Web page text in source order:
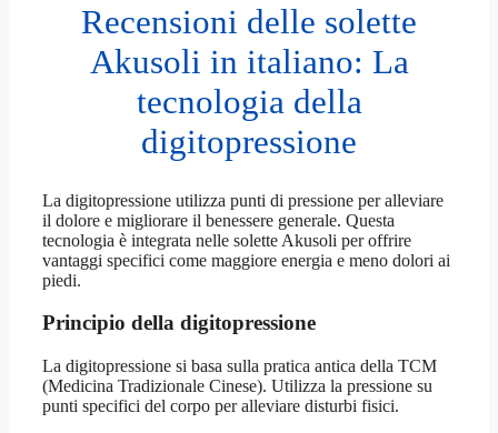
Recensioni delle solette
Akusoli in italiano: La
tecnologia della
digitopressione
La digitopressione utilizza punti di pressione per alleviare
il dolore e migliorare il benessere generale. Questa
tecnologia è integrata nelle solette Akusoli per offrire
vantaggi specifici come maggiore energia e meno dolori ai
piedi.
Principio della digitopressione
La digitopressione si basa sulla pratica antica della TCM
(Medicina Tradizionale Cinese). Utilizza la pressione su
punti specifici del corpo per alleviare disturbi fisici.